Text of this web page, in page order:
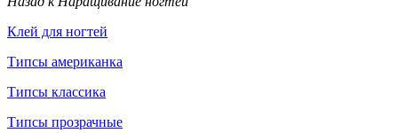
Клей для ногтей
Типсы американка
Типсы классика
Типсы прозрачные